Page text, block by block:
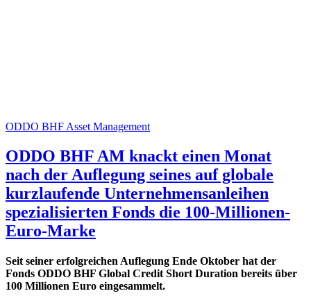
ODDO BHF Asset Management
ODDO BHF AM knackt einen Monat
nach der Auflegung seines auf globale
kurzlaufende Unternehmensanleihen
spezialisierten Fonds die 100-Millionen-
Euro-Marke
Seit seiner erfolgreichen Auflegung Ende Oktober hat der
Fonds ODDO BHF Global Credit Short Duration bereits über
100 Millionen Euro eingesammelt.